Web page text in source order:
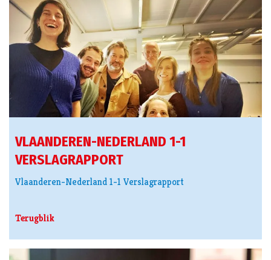
VLAANDEREN-NEDERLAND 1-1
VERSLAGRAPPORT
Vlaanderen-Nederland 1-1 Verslagrapport
Terugblik